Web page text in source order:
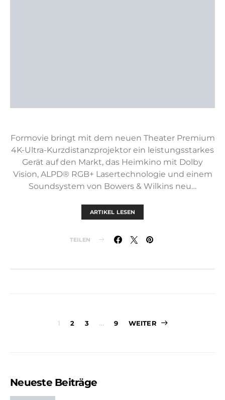
Formovie bringt mit dem neuen Theater Premium
4K-Ultra-Kurzdistanzprojektor ein leistungsstarkes
Gerät auf den Markt, das Heimkino mit Dolby
Vision, ALPD® RGB+ Lasertechnologie und einem
Soundsystem von Bowers & Wilkins neu…
ARTIKEL LESEN
TEILEN
1 2 3 … 9 WEITER
Neueste Beiträge